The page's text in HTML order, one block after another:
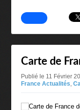
Carte de
Publié le 11 Février
France Actualités,